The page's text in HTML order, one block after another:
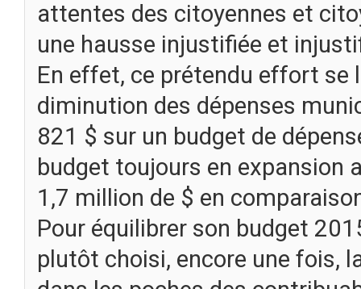
attentes des citoyennes et
une hausse injustifiée et
En effet, ce prétendu effort se
diminution des dépenses
821 $ sur un budget de
budget toujours en expansion
1,7 million de $ en
Pour équilibrer son budget
plutôt choisi, encore une fois,